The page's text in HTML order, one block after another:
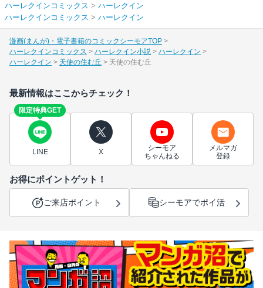
ハーレクインコミックス > ハーレクイン
ハーレクインコミックス > ハーレクイン
漫画(まんが)・電子書籍のコミックシーモアTOP
ハーレクインコミックス
ハーレクイン小説
ハーレクイン
ハーレクイン
天使の住む丘 天使の住む丘
最新情報はここからチェック！
限定特典GET
LINE X
シーモア
ちゃんねる
メルマガ
登録
お得にポイントゲット！
ご来店ポイント シーモアでポイ活